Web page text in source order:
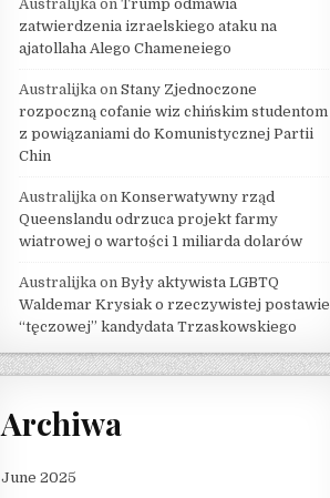
Australijkaon Trump odmawia
zatwierdzenia izraelskiego ataku na
ajatollaha Alego Chameneiego
Australijkaon Stany Zjednoczone
rozpoczną cofanie wiz chińskim studentom
z powiązaniami do Komunistycznej Partii
Chin
Australijkaon Konserwatywny rząd
Queenslandu odrzuca projekt farmy
wiatrowej o wartości 1 miliarda dolarów
Australijkaon Były aktywista LGBTQ
Waldemar Krysiak o rzeczywistej postawie
“tęczowej” kandydata Trzaskowskiego
Archiwa
June 2025